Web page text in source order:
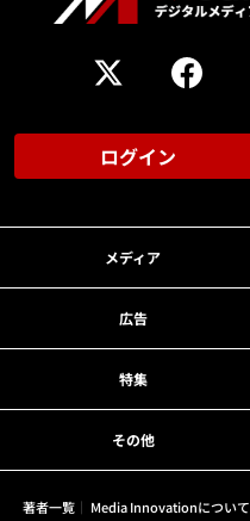
ログイン
メディア
広告
特集
その他
著者一覧 Media Innovationについて